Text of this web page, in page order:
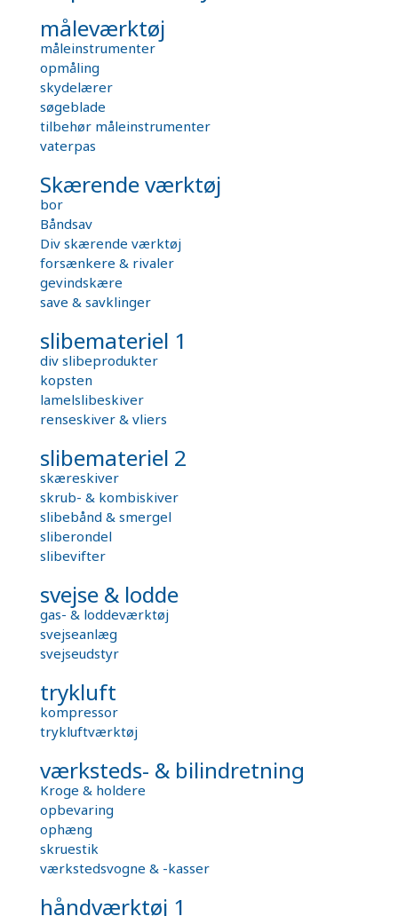
måleværktøj
måleinstrumenter
opmåling
skydelærer
søgeblade
tilbehør måleinstrumenter
vaterpas
Skærende værktøj
bor
Båndsav
Div skærende værktøj
forsænkere & rivaler
gevindskære
save & savklinger
slibemateriel 1
div slibeprodukter
kopsten
lamelslibeskiver
renseskiver & vliers
slibemateriel 2
skæreskiver
skrub- & kombiskiver
slibebånd & smergel
sliberondel
slibevifter
svejse & lodde
gas- & loddeværktøj
svejseanlæg
svejseudstyr
trykluft
kompressor
trykluftværktøj
værksteds- & bilindretning
Kroge & holdere
opbevaring
ophæng
skruestik
værkstedsvogne & -kasser
håndværktøj 1